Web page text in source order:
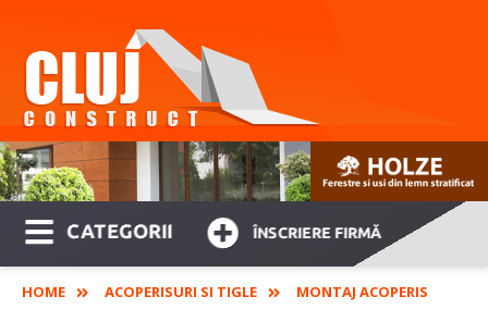
CATEGORII ÎNSCRIERE FIRMĂ
HOME ACOPERISURI SI TIGLE
MONTAJ ACOPERIS